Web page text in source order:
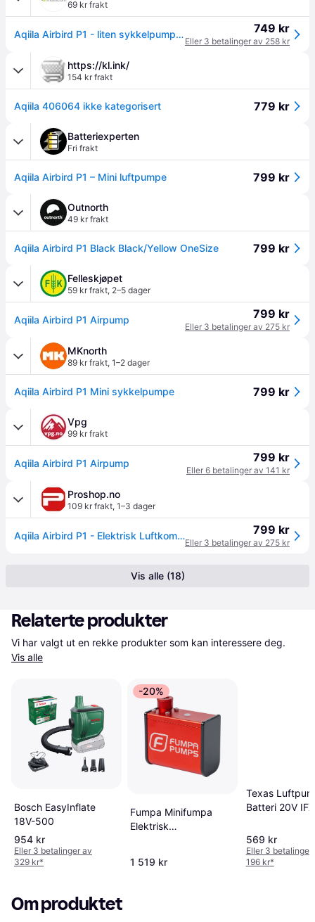
69 kr frakt
Aqiila Airbird P1 - liten sykkelpumpe (406064) 749 kr
Eller 3 betalinger av 258 kr
https://kl.ink/
154 kr frakt
Aqiila 406064 ikke kategorisert 779 kr
Batteriexperten
Fri frakt
Aqiila Airbird P1 – Mini luftpumpe 799 kr
Outnorth
49 kr frakt
Aqiila Airbird P1 Black Black/Yellow OneSize 799 kr
Felleskjøpet
59 kr frakt, 2–5 dager
Aqiila Airbird P1 Airpump 799 kr
Eller 3 betalinger av 275 kr
MKnorth
89 kr frakt, 1–2 dager
Aqiila Airbird P1 Mini sykkelpumpe 799 kr
Vpg
99 kr frakt
Aqiila Airbird P1 Airpump 799 kr
Eller 6 betalinger av 141 kr
Proshop.no
109 kr frakt, 1–3 dager
Aqiila Airbird P1 - Elektrisk Luftkompressor - 8 bar/120 PSI 799 kr
Eller 3 betalinger av 275 kr
Vis alle (18)
Relaterte produkter
Vis alle
Bosch EasyInflate
18V-500
954 kr
Eller 3 betalinger av
329 kr*
-20%
Fumpa Minifumpa
Elektrisk
1 519 kr
Texas
Batteri 20V
569 kr
Eller 3 betalinger
196 kr*
Om produktet